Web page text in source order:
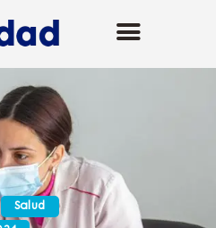
herramientas
Salud